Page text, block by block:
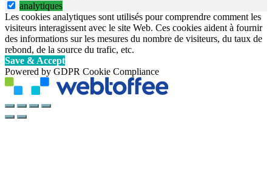
analytiques
Les cookies analytiques sont utilisés pour comprendre comment les
visiteurs interagissent avec le site Web. Ces cookies aident à fournir
des informations sur les mesures du nombre de visiteurs, du taux de
rebond, de la source du trafic, etc.
Save & Accept
Powered by GDPR Cookie Compliance